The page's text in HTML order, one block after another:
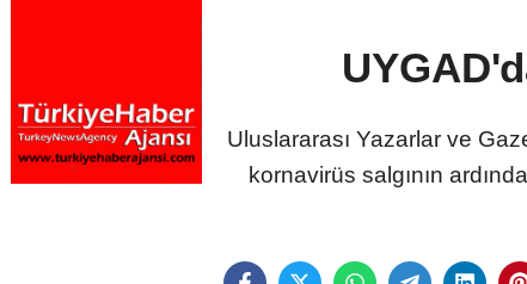
Uluslararası Yazarlar ve
kornavirüs salgının